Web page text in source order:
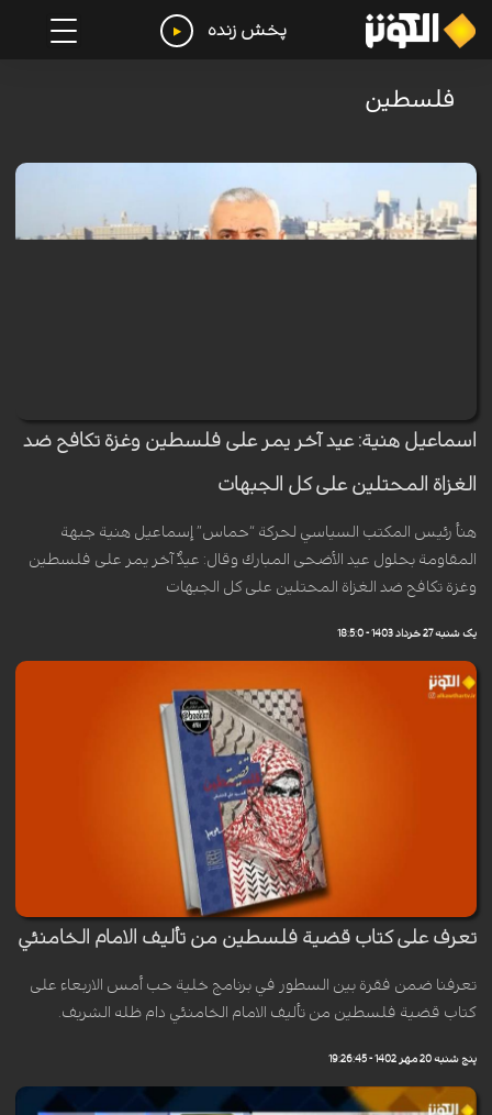
پخش زنده
فلسطين
اسماعيل هنية: عيد آخر يمر على فلسطين وغزة تكافح ضد
الغزاة المحتلين على كل الجبهات
هنأ رئيس المكتب السياسي لحركة “حماس” إسماعيل هنية جبهة
المقاومة بحلول عيد الأضحى المبارك وقال: عيدٌ آخر يمر على فلسطين
وغزة تكافح ضد الغزاة المحتلين على كل الجبهات
یک شنبه 27 خرداد 1403 - 18:5:0
تعرف على كتاب قضية فلسطين من تأليف الامام الخامنئي
تعرفنا ضمن فقرة بين السطور في برنامج خلية حب أمس الاربعاء على
كتاب قضية فلسطين من تأليف الامام الخامنئي دام ظله الشريف.
پنج شنبه 20 مهر 1402 - 19:26:45